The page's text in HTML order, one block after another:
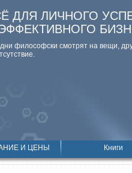
ДЛЯ ЛИЧНОГО
философски смотpят на вещи,
И ЦЕНЫ Книги